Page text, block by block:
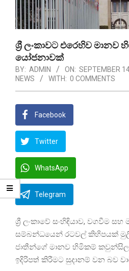
ශ්‍රී ලංකාවට එරෙහිව
යෝජනාවක්
BY: ADMIN ON: SEPTEMBER
NEWS
WITH: 0 COMMENTS
Facebook
Twitter
WhatsApp
Telegram
ශ්‍රී ලංකාවේ සංහිඳියාව, වගවීම
සම්බන්ධයෙන් රටවල් කිහිපයක්
ජාතීන්ගේ මානව හිමිකම්
ඉදිරිපත් කිරීමට සුදානම් වන බව